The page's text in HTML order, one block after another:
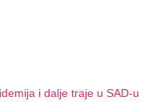
i dalje traje u SAD-u